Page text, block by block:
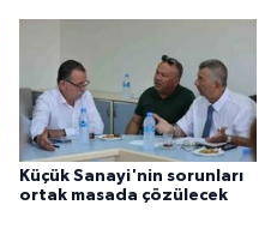
Küçük Sanayi'nin sorunları
ortak masada çözülecek